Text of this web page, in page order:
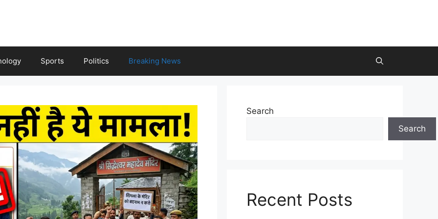
Sports Politics Breaking News
Search
Search
Recent Posts